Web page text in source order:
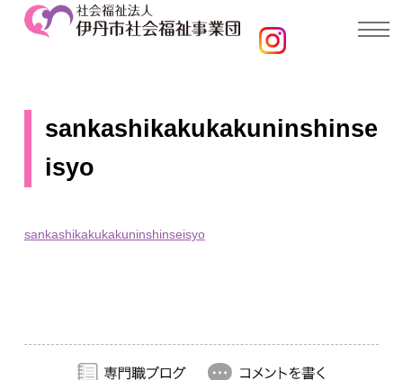
sankashikakukakuninshinse
isyo
sankashikakukakuninshinseisyo